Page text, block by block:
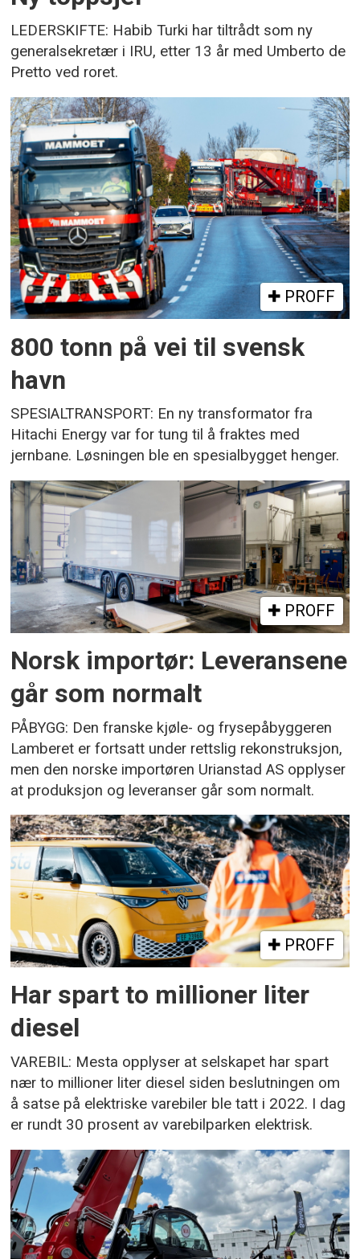
LEDERSKIFTE: Habib Turki har tiltrådt som ny
generalsekretær i IRU, etter 13 år med Umberto de
Pretto ved roret.
PROFF
800 tonn på vei til svensk
havn
SPESIALTRANSPORT: En ny transformator fra
Hitachi Energy var for tung til å fraktes med
jernbane. Løsningen ble en spesialbygget henger.
PROFF
Norsk importør: Leveransene
går som normalt
PÅBYGG: Den franske kjøle- og frysepåbyggeren
Lamberet er fortsatt under rettslig rekonstruksjon,
men den norske importøren Urianstad AS opplyser
at produksjon og leveranser går som normalt.
PROFF
Har spart to millioner liter
diesel
VAREBIL: Mesta opplyser at selskapet har spart
nær to millioner liter diesel siden beslutningen om
å satse på elektriske varebiler ble tatt i 2022. I dag
er rundt 30 prosent av varebilparken elektrisk.